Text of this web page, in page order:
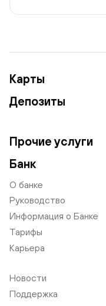
Карты
Депозиты
Прочие услуги
Банк
О банке
Руководство
Информация о Банке
Тарифы
Карьера
Новости
Поддержка